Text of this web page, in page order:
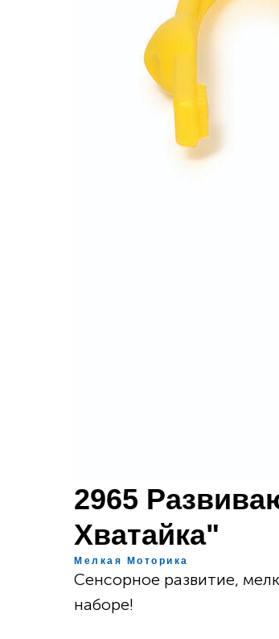
2965
Хватайка"
Мелкая Моторика
Сенсорное развитие,
наборе!